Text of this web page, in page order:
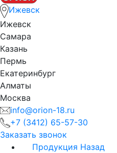
Ижевск
Ижевск
Самара
Казань
Пермь
Екатеринбург
Алматы
Москва
info@orion-18.ru
+7 (3412) 65-57-30
Заказать звонок
Продукция Назад